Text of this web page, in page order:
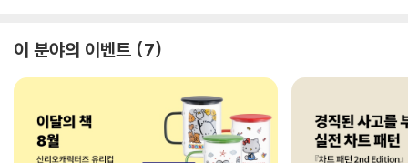
이 분야의 이벤트 7